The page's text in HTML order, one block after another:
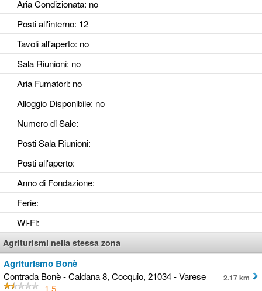
Aria Condizionata: no
Posti all'interno: 12
Tavoli all'aperto: no
Sala Riunioni: no
Aria Fumatori: no
Alloggio Disponibile: no
Numero di Sale:
Posti Sala Riunioni:
Posti all'aperto:
Anno di Fondazione:
Ferie:
Wi-Fi:
Agriturismi nella stessa zona
Agriturismo Bonè
Contrada Bonè - Caldana 8, Cocquio, 21034 - Varese
2.17 km